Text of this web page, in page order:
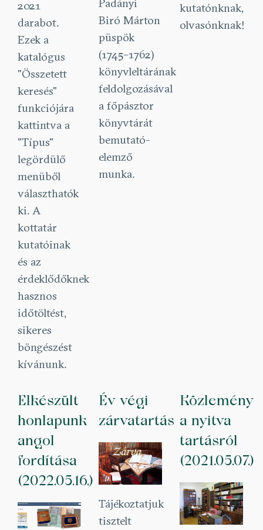
2021
darabot.
Ezek a
katalógus
"Összetett
keresés"
funkciójára
kattintva a
"Típus"
legördülő
menüből
választhatók
ki. A
kottatár
kutatóinak
és az
érdeklődőknek
hasznos
időtöltést,
sikeres
böngészést
kívánunk.
Padányi
Biró Márton
püspök
(1745–1762)
könyvleltárának
feldolgozásával
a főpásztor
könyvtárát
bemutató-
elemző
munka.
kutatónknak,
olvasónknak!
Elkészült
honlapunk
angol
fordítása
(2022.05.16.)
Év végi
zárvatartás
Tájékoztatjuk
tisztelt
Közlemény
a nyitva
tartásról
(2021.05.07.)